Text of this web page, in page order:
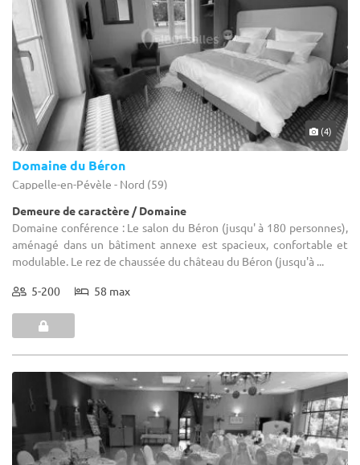
(4)
Domaine du Béron
Cappelle-en-Pévèle - Nord (59)
Demeure de caractère / Domaine
Domaine conférence : Le salon du Béron (jusqu' à 180 personnes),
aménagé dans un bâtiment annexe est spacieux, confortable et
modulable. Le rez de chaussée du château du Béron (jusqu'à ...
5-200 58 max